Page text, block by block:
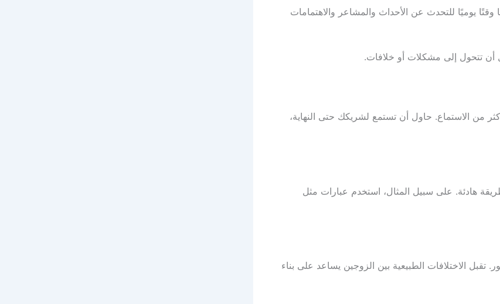
يوميًا للتحدث عن الأحداث والمشاعر والاهتمامات
أن تتحول إلى مشكلات أو خلافات.
من الاستماع. حاول أن تستمع لشريكك حتى النهاية،
هادئة. على سبيل المثال، استخدم عبارات مثل
الاختلافات الطبيعية بين الزوجين يساعد على بناء